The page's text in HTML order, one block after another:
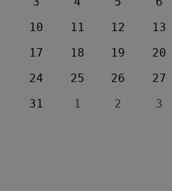
10
11 12 13
17
18 19 20
24
25 26 27
31
1 2 3